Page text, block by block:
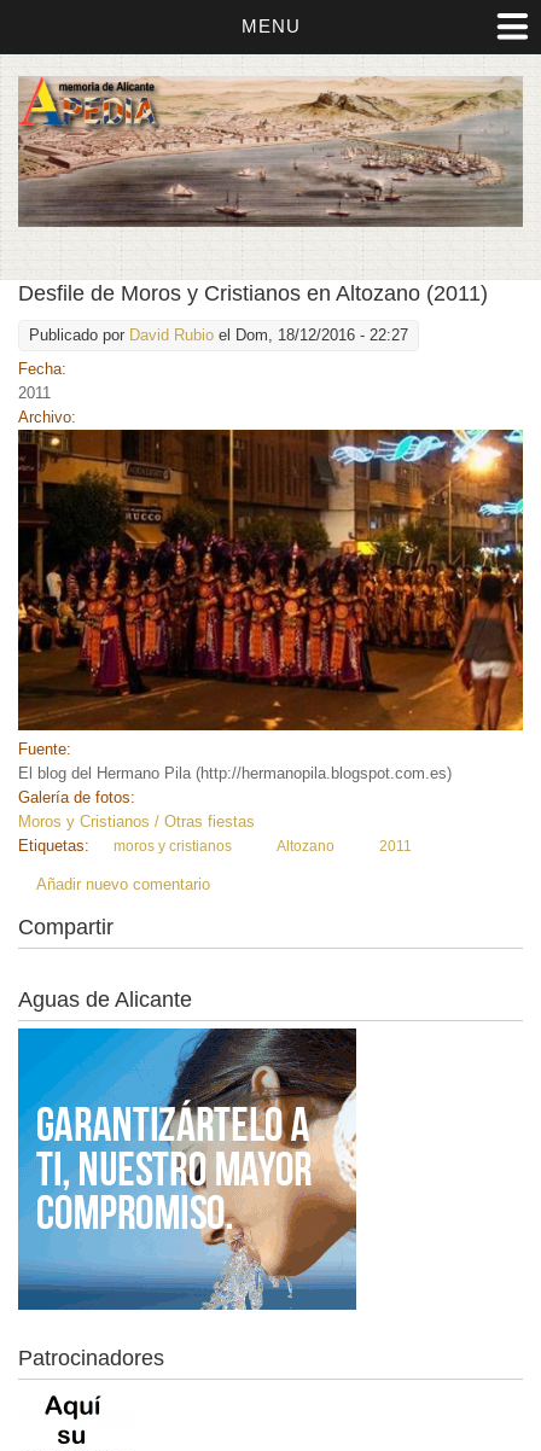
MENU
Desfile de Moros y Cristianos en Altozano (2011)
Publicado por David Rubio el Dom, 18/12/2016 - 22:27
Fecha:
2011
Archivo:
Fuente:
El blog del Hermano Pila (http://hermanopila.blogspot.com.es)
Galería de fotos:
Moros y Cristianos / Otras fiestas
Etiquetas:
moros y cristianos Altozano 2011
Añadir nuevo comentario
Compartir
Aguas de Alicante
Patrocinadores